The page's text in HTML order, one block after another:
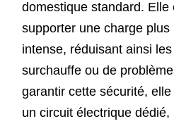
domestique standard. Elle
supporter une charge plus
intense, réduisant ainsi
surchauffe ou de
garantir cette sécurité,
un circuit électrique dédié,